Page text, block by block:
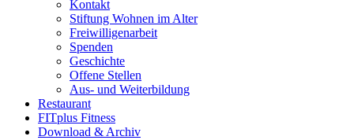
Kontakt
Stiftung Wohnen im Alter
Freiwilligenarbeit
Spenden
Geschichte
Offene Stellen
Aus- und Weiterbildung
Restaurant
FITplus Fitness
Download & Archiv